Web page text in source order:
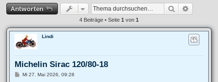
Antworten Suche
4 Beiträge • Seite 1 von 1
Lindi
Michelin Sirac 120/80-18
BMi 27. Mai 2026, 09:28